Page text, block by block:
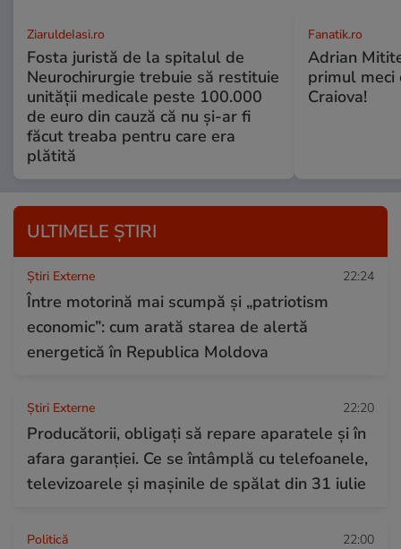
ZiaruldeIasi.ro
Fosta juristă de la spitalul de
Neurochirurgie trebuie să restituie
unității medicale peste 100.000
de euro din cauză că nu și-ar fi
făcut treaba pentru care era
plătită
Fanatik.ro
Adrian
primul meci
Craiova!
ULTIMELE ȘTIRI
Știri Externe 22:24
Între motorină mai scumpă și „patriotism
economic”: cum arată starea de alertă
energetică în Republica Moldova
Știri Externe 22:20
Producătorii, obligați să repare aparatele și în
afara garanției. Ce se întâmplă cu telefoanele,
televizoarele și mașinile de spălat din 31 iulie
Politică 22:00